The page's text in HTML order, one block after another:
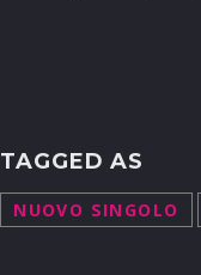
TAGGED AS
NUOVO SINGOLO